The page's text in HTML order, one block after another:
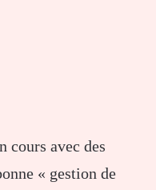
cours avec des
« gestion de